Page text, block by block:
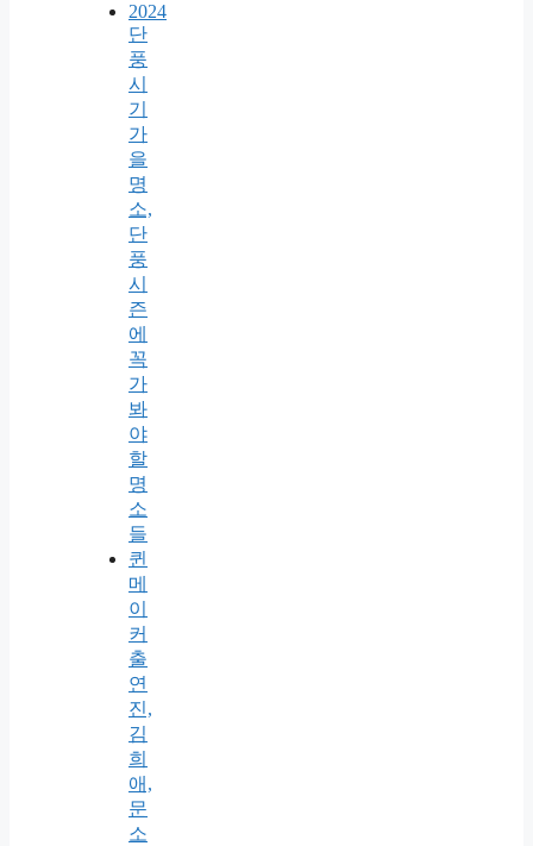
2024
단
풍
시
기
가
을
명
소,
단
풍
시
즌
에
꼭
가
봐
야
할
명
소
들
퀸
메
이
커
출
연
진,
김
희
애,
문
소